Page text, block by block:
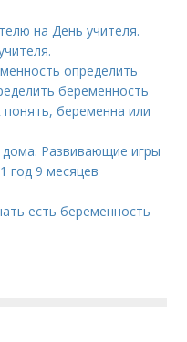
на День учителя.
определить
беременность
понять, беременна или
дома. Развивающие игры
год 9 месяцев
есть беременность